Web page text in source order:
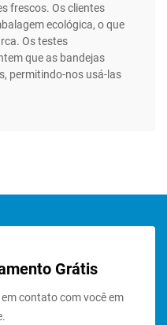
frescos. Os clientes
ecológica, o que
Os testes
que as bandejas
permitindo-nos usá-las
Grátis
contato com você em